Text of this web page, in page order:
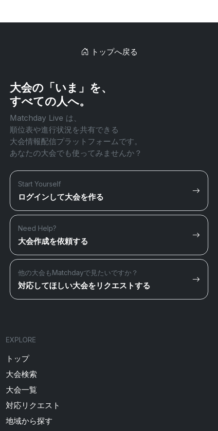
トップへ戻る
大会の「いま」を、
すべての人へ。
Matchday Live は、
順位表や進行状況を共有できる
大会情報配信プラットフォームです。
あなたの大会でも使ってみませんか？
Start Yourself
ログインして大会を作る
Need Help?
大会作成を依頼する
他の大会もMatchdayで見たいですか？
対応してほしい大会をリクエストする
EXPLORE
トップ
大会検索
大会一覧
対応リクエスト
地域から探す